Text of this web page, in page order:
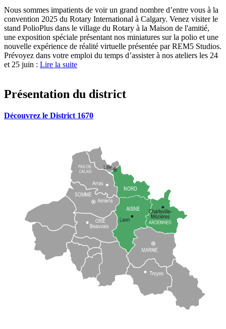
Nous sommes impatients de voir un grand nombre d’entre vous à la
convention 2025 du Rotary International à Calgary. Venez visiter le
stand PolioPlus dans le village du Rotary à la Maison de l'amitié,
une exposition spéciale présentant nos miniatures sur la polio et une
nouvelle expérience de réalité virtuelle présentée par REM5 Studios.
Prévoyez dans votre emploi du temps d’assister à nos ateliers les 24
et 25 juin : Lire la suite
Présentation du district
Découvrez le District 1670